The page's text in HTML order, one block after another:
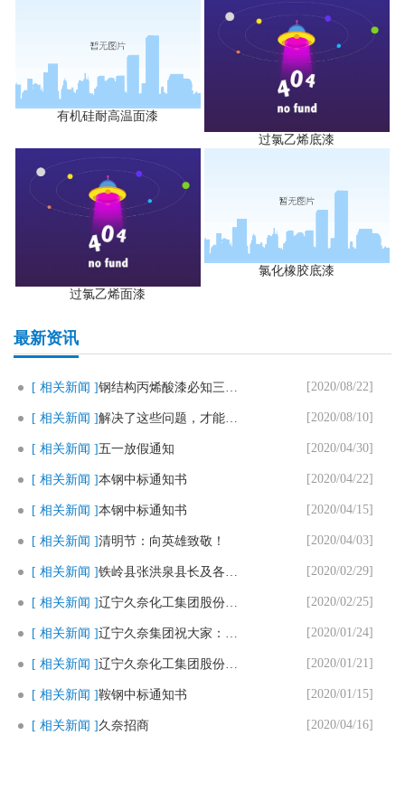
有机硅耐高温面漆
过氯乙烯底漆
过氯乙烯面漆
氯化橡胶底漆
最新资讯
[ 相关新闻 ] 钢结构丙烯酸漆必知三个要点 [2020/08/22]
[ 相关新闻 ] 解决了这些问题，才能用好马路划.. [2020/08/10]
[ 相关新闻 ]五一放假通知 [2020/04/30]
[ 相关新闻 ]本钢中标通知书 [2020/04/22]
[ 相关新闻 ]本钢中标通知书 [2020/04/15]
[ 相关新闻 ]清明节：向英雄致敬！ [2020/04/03]
[ 相关新闻 ] 铁岭县张洪泉县长及各部门领导一.. [2020/02/29]
[ 相关新闻 ] 辽宁久奈化工集团股份有限公司复.. [2020/02/25]
[ 相关新闻 ] 辽宁久奈集团祝大家：新春快乐，.. [2020/01/24]
[ 相关新闻 ] 辽宁久奈化工集团股份有限公司春.. [2020/01/21]
[ 相关新闻 ]鞍钢中标通知书 [2020/01/15]
[ 相关新闻 ] 久奈招商 [2020/04/16]